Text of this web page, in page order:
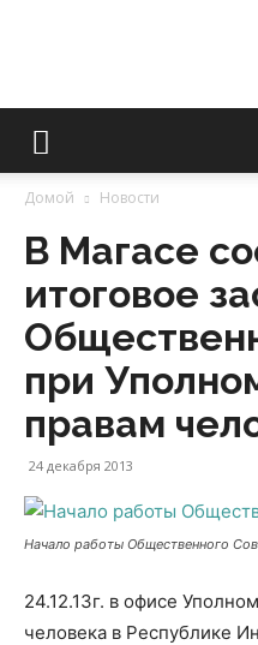
Домой Новости
В Магасе
итоговое
при
правам
24 декабря 2013
Начало работы Общественного
24.12.13г. в офисе
человека в Республике